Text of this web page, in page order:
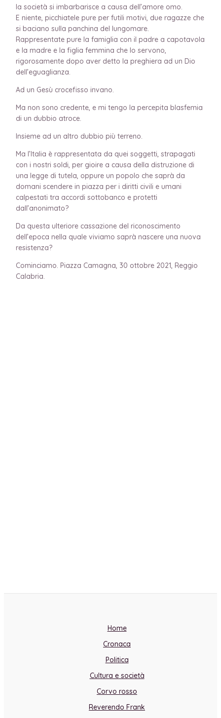
la società si imbarbarisce a causa dell’amore omo.
E niente, picchiatele pure per futili motivi, due ragazze che
si baciano sulla panchina del lungomare.
Rappresentate pure la famiglia con il padre a capotavola
e la madre e la figlia femmina che lo servono,
rigorosamente dopo aver detto la preghiera ad un Dio
dell’eguaglianza.
Ad un Gesù crocefisso invano.
Ma non sono credente, e mi tengo la percepita blasfemia
di un dubbio atroce.
Insieme ad un altro dubbio più terreno.
Ma l’Italia è rappresentata da quei soggetti, strapagati
con i nostri soldi, per gioire a causa della distruzione di
una legge di tutela, oppure un popolo che saprà da
domani scendere in piazza per i diritti civili e umani
calpestati tra accordi sottobanco e protetti
dall’anonimato?
Da questa ulteriore cassazione del riconoscimento
dell’epoca nella quale viviamo saprà nascere una nuova
resistenza?
Cominciamo. Piazza Camagna, 30 ottobre 2021, Reggio
Calabria.
Home
Cronaca
Politica
Cultura e società
Corvo rosso
Reverendo Frank